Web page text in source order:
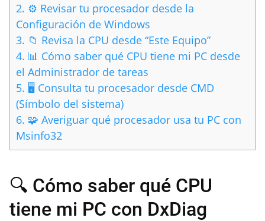
2. ⚙️ Revisar tu procesador desde la
Configuración de Windows
3. 📁 Revisa la CPU desde “Este Equipo”
4. 📊 Cómo saber qué CPU tiene mi PC desde
el Administrador de tareas
5. 🖥️ Consulta tu procesador desde CMD
(Símbolo del sistema)
6. 🧩 Averiguar qué procesador usa tu PC con
Msinfo32
🔍 Cómo saber qué CPU
tiene mi PC con DxDiag